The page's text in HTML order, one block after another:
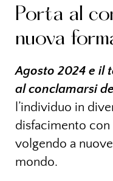
Porta al
nuova
Agosto 2024 e il
al conclamarsi
l’individuo in
disfacimento
volgendo a
mondo.